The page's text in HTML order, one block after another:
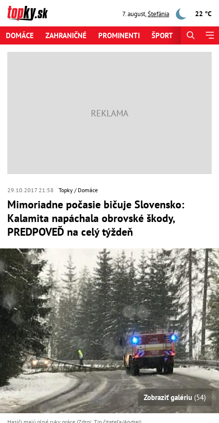
7. august,Štefánia 22 °C
DOMÁCE ZAHRANIČNÉ PROMINENTI ŠPORT
29.10.2017 21:58 Topky Domáce
Mimoriadne počasie bičuje Slovensko:
Kalamita napáchala obrovské škody,
PREDPOVEĎ na celý týždeň
Zobraziť galériu (54)